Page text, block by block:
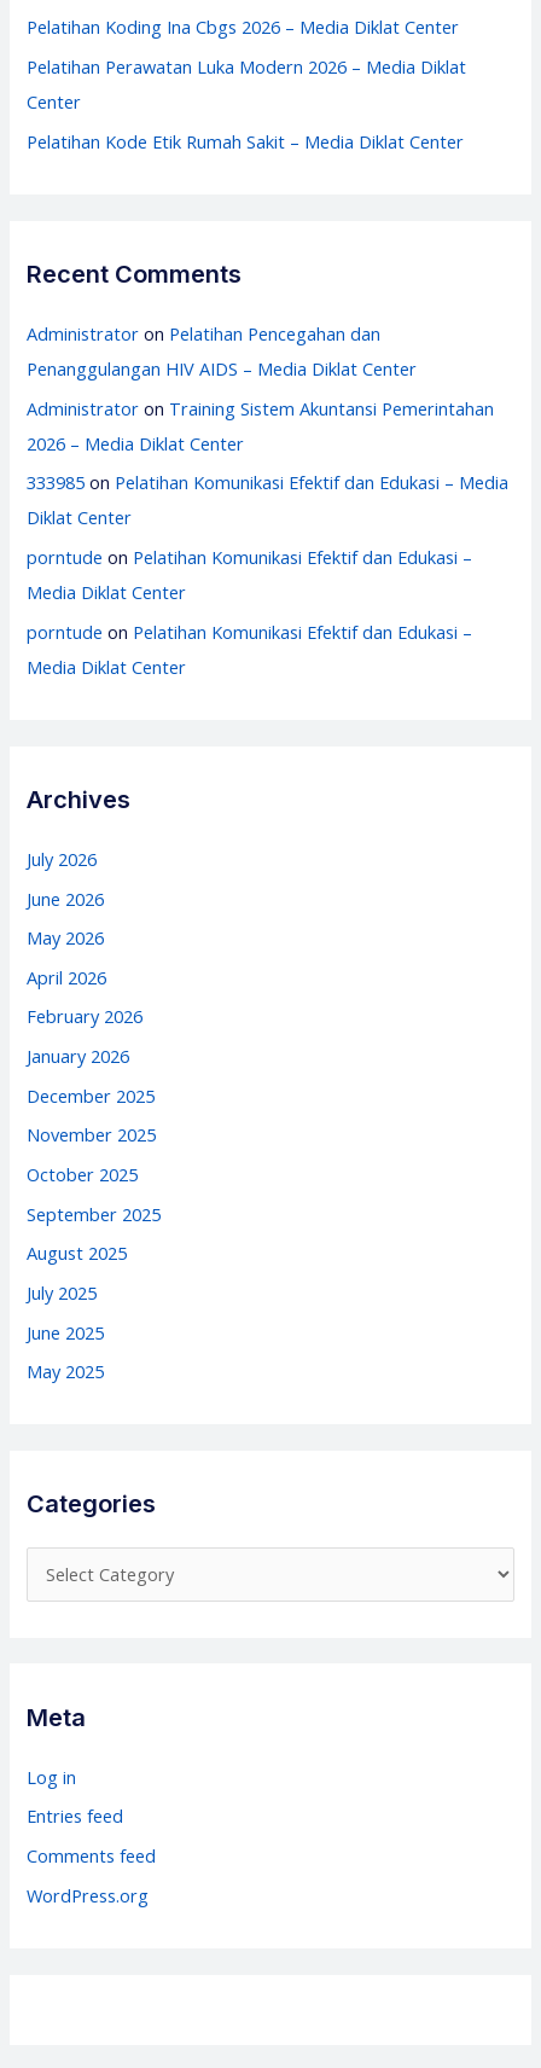
Pelatihan Koding Ina Cbgs 2026 – Media Diklat Center
Pelatihan Perawatan Luka Modern 2026 – Media Diklat
Center
Pelatihan Kode Etik Rumah Sakit – Media Diklat Center
Recent Comments
Administrator on Pelatihan Pencegahan dan
Penanggulangan HIV AIDS – Media Diklat Center
Administrator on Training Sistem Akuntansi Pemerintahan
2026 – Media Diklat Center
333985 on Pelatihan Komunikasi Efektif dan Edukasi – Media
Diklat Center
porntude on Pelatihan Komunikasi Efektif dan Edukasi –
Media Diklat Center
porntude on Pelatihan Komunikasi Efektif dan Edukasi –
Media Diklat Center
Archives
July 2026
June 2026
May 2026
April 2026
February 2026
January 2026
December 2025
November 2025
October 2025
September 2025
August 2025
July 2025
June 2025
May 2025
Categories
a
r
i
Meta
Log in
Entries feed
Comments feed
WordPress.org